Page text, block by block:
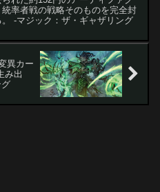
統率者戦の戦略そのものを完全封
。 -マジック：ザ・ギャザリング
異カー
み出